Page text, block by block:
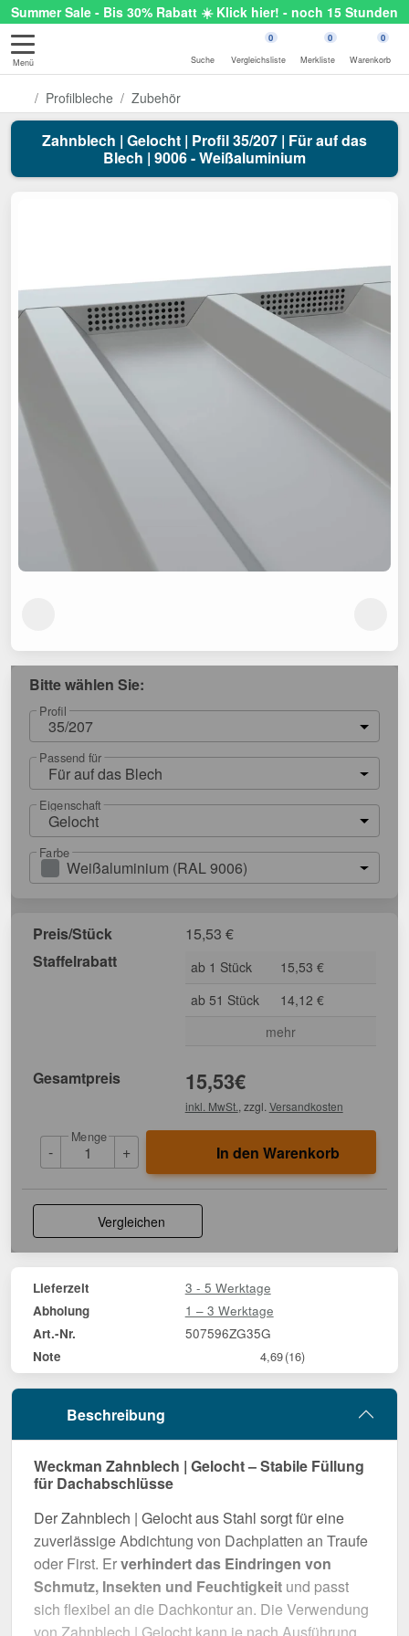
Summer Sale - Bis 30% Rabatt ☀️ Klick hier! - noch 15 Stunden
Menü Suche
0
Vergleichsliste
0
Merkliste
0
Warenkorb
Profilbleche Zubehör
Zahnblech | Gelocht | Profil 35/207 | Für auf das
Blech | 9006 - Weißaluminium
Bitte wählen Sie:
Profil
35/207
Passend für
Für auf das Blech
Eigenschaft
Gelocht
Farbe
Weißaluminium (RAL 9006)
Preis/Stück 15,53 €
Staffelrabatt
ab 1 Stück
15,53 €
ab 51 Stück
14,12 €
mehr
Gesamtpreis 15,53€
inkl. MwSt. , zzgl. Versandkosten
-
Menge
+ In den Warenkorb
Vergleichen
Lieferzeit 3 - 5 Werktage
Abholung 1 – 3 Werktage
Art.-Nr. 507596ZG35G
Note 4,69(16)
Beschreibung
Weckman Zahnblech | Gelocht – Stabile Füllung
für Dachabschlüsse
Der Zahnblech | Gelocht aus Stahl sorgt für eine
zuverlässige Abdichtung von Dachplatten an Traufe
oder First. Erverhindert das Eindringen von
Schmutz, Insekten und Feuchtigkeit und passt
sich flexibel an die Dachkontur an. Die Verwendung